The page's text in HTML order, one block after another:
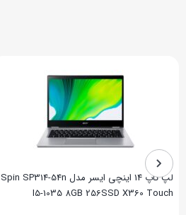
لپ تاپ 14 اینچی ایسر مدل Spin SP314-54n
I5-1035 8GB 256SSD X360 Touch